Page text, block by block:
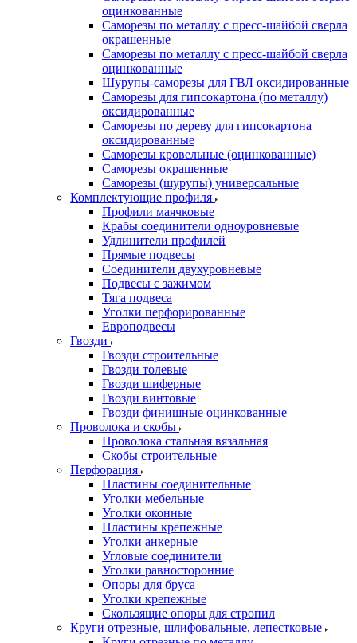
оцинкованные
Саморезы по металлу с пресс-шайбой сверла
окрашенные
Саморезы по металлу с пресс-шайбой сверла
оцинкованные
Шурупы-саморезы для ГВЛ оксидированные
Саморезы для гипсокартона (по металлу)
оксидированные
Саморезы по дереву для гипсокартона
оксидированные
Саморезы кровельные (оцинкованные)
Саморезы окрашенные
Саморезы (шурупы) универсальные
Комплектующие профиля
Профили маячковые
Крабы соединители одноуровневые
Удлинители профилей
Прямые подвесы
Соединители двухуровневые
Подвесы с зажимом
Тяга подвеса
Уголки перфорированные
Европодвесы
Гвозди
Гвозди строительные
Гвозди толевые
Гвозди шиферные
Гвозди винтовые
Гвозди финишные оцинкованные
Проволока и скобы
Проволока стальная вязальная
Скобы строительные
Перфорация
Пластины соединительные
Уголки мебельные
Уголки оконные
Пластины крепежные
Уголки анкерные
Угловые соединители
Уголки равносторонние
Опоры для бруса
Уголки крепежные
Скользящие опоры для стропил
Круги отрезные, шлифовальные, лепестковые